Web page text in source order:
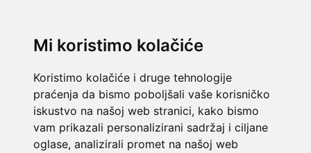
Mi koristimo kolačiće
Koristimo kolačiće i druge tehnologije
praćenja da bismo poboljšali vaše korisničko
iskustvo na našoj web stranici, kako bismo
vam prikazali personalizirani sadržaj i ciljane
oglase, analizirali promet na našoj web